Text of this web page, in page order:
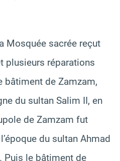
Mosquée sacrée reçut
plusieurs réparations
bâtiment de Zamzam,
du sultan Salim II, en
de Zamzam fut
du sultan Ahmad
Puis le bâtiment de